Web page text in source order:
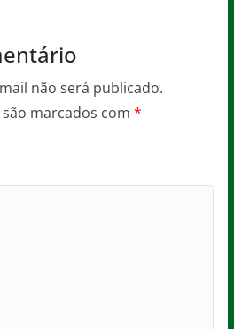
não será publicado.
marcados com *